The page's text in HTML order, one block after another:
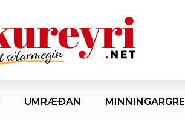
UMRÆÐAN